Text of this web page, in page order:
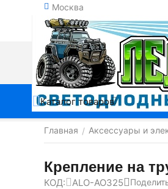
Москва
Обмен и возврат
Контакты
Каталог товаров
Главная / Аксессуары и
Крепление на
КОД: ALO-AO325